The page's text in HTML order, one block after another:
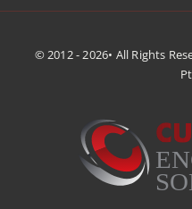
© 2012 - 2026• All Rights